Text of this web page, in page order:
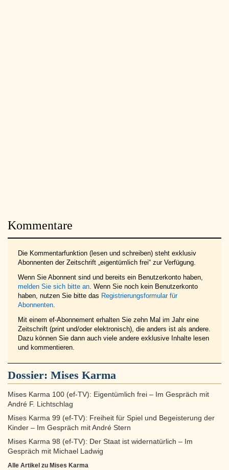
Kommentare
Die Kommentarfunktion (lesen und schreiben) steht exklusiv
Abonnenten der Zeitschrift „eigentümlich frei“ zur Verfügung.
Wenn Sie Abonnent sind und bereits ein Benutzerkonto haben,
melden Sie sich bitte an. Wenn Sie noch kein Benutzerkonto
haben, nutzen Sie bitte das Registrierungsformular für
Abonnenten.
Mit einem ef-Abonnement erhalten Sie zehn Mal im Jahr eine
Zeitschrift (print und/oder elektronisch), die anders ist als andere.
Dazu können Sie dann auch viele andere exklusive Inhalte lesen
und kommentieren.
Dossier: Mises Karma
Mises Karma 100 (ef-TV): Eigentümlich frei – Im Gespräch mit
André F. Lichtschlag
Mises Karma 99 (ef-TV): Freiheit für Spiel und Begeisterung der
Kinder – Im Gespräch mit André Stern
Mises Karma 98 (ef-TV): Der Staat ist widernatürlich – Im
Gespräch mit Michael Ladwig
Alle Artikel zu Mises Karma